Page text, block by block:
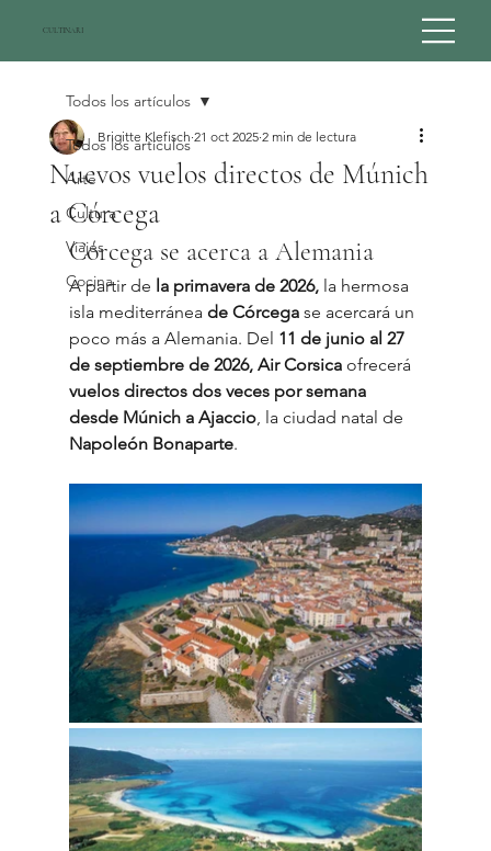
CULTINARI
Todos los artículos
Arte
Cultura
Viajes
Cocina
Todos los artículos
Nuevos vuelos directos de Múnich
a Córcega
Brigitte Klefisch 21 oct 2025 2 min de lectura
Córcega se acerca a Alemania
A partir de la primavera de 2026, la hermosa
isla mediterránea de Córcega se acercará un
poco más a Alemania. Del 11 de junio al 27
de septiembre de 2026, Air Corsica ofrecerá
vuelos directos dos veces por semana
desde Múnich a Ajaccio, la ciudad natal de
Napoleón Bonaparte.